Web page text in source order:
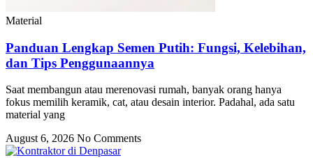
Material
Panduan Lengkap Semen Putih: Fungsi, Kelebihan,
dan Tips Penggunaannya
Saat membangun atau merenovasi rumah, banyak orang hanya
fokus memilih keramik, cat, atau desain interior. Padahal, ada satu
material yang
August 6, 2026 No Comments